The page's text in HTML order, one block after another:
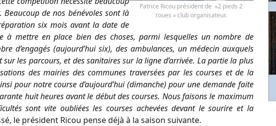
Patrice Ricou président de »2 pieds 2
roues » club organisateur.
Beaucoup de nos bénévoles sont là
six mois avant la date de
à mettre en place bien des choses, parmi lesquelles un nombre de
d’engagés (aujourd’hui six), des ambulances, un médecin auxquels
les parcours, et des sanitaires sur la ligne d’arrivée. La partie la plus
des mairies des communes traversées par les courses et de la
pour notre course d’aujourd’hui (dimanche) pour une demande faite
huit heures avant le début des courses. Nous faisons le maximum
sont vite oubliées les courses achevées devant le sourire et la
le président Ricou pense déjà à la saison suivante.